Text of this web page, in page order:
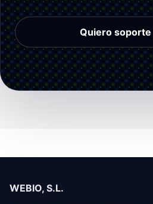
Quiero soporte
WEBIO, S.L.